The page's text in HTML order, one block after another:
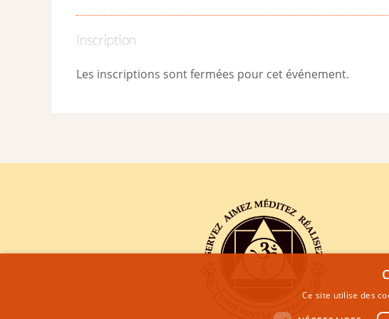
Inscription
Les inscriptions sont fermées pour cet événement.
Ce site utilise des